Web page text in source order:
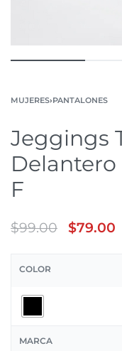
MUJERES›PANTALONES
Jeggings
Delantero
F
$99.00 $79.00
COLOR
MARCA